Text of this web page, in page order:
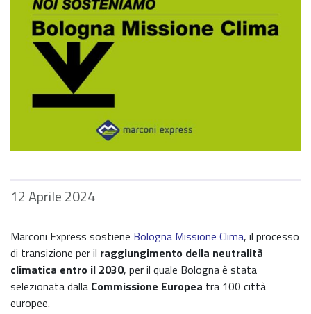
12 Aprile 2024
Marconi Express sostiene Bologna Missione Clima, il processo
di transizione per il raggiungimento della neutralità
climatica entro il 2030, per il quale Bologna è stata
selezionata dalla Commissione Europea tra 100 città
europee.